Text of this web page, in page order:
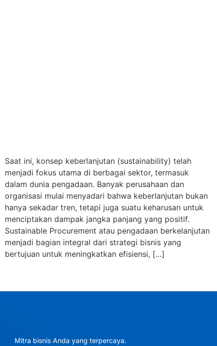
Saat ini, konsep keberlanjutan (sustainability) telah
menjadi fokus utama di berbagai sektor, termasuk
dalam dunia pengadaan. Banyak perusahaan dan
organisasi mulai menyadari bahwa keberlanjutan bukan
hanya sekadar tren, tetapi juga suatu keharusan untuk
menciptakan dampak jangka panjang yang positif.
Sustainable Procurement atau pengadaan berkelanjutan
menjadi bagian integral dari strategi bisnis yang
bertujuan untuk meningkatkan efisiensi, […]
Mitra bisnis Anda yang terpercaya.